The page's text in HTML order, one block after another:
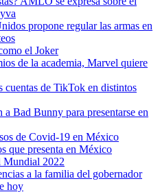
propone regular las armas en
el Joker
de la academia, Marvel quiere
de TikTok en distintos
Bad Bunny para presentarse en
de Covid-19 en México
que presenta en México
Mundial 2022
a la familia del gobernador
hoy